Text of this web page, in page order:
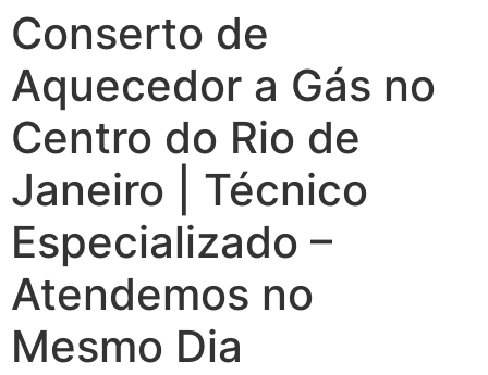
Conserto de
Aquecedor a Gás no
Centro do Rio de
Janeiro | Técnico
Especializado –
Atendemos no
Mesmo Dia